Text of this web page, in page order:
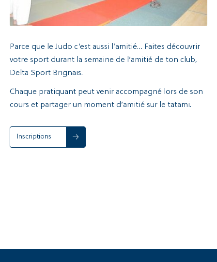
Parce que le Judo c’est aussi l’amitié… Faites découvrir
votre sport durant la semaine de l’amitié de ton club,
Delta Sport Brignais.
Chaque pratiquant peut venir accompagné lors de son
cours et partager un moment d’amitié sur le tatami.
Inscriptions